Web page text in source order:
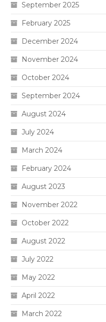
September 2025
February 2025
December 2024
November 2024
October 2024
September 2024
August 2024
July 2024
March 2024
February 2024
August 2023
November 2022
October 2022
August 2022
July 2022
May 2022
April 2022
March 2022